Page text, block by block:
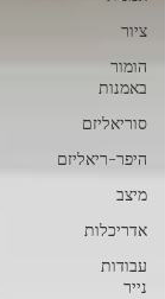
ציור
הומור
באמנות
סוריאליזם
היפר-ריאליזם
מיצב
אדריכלות
עבודות
נייר